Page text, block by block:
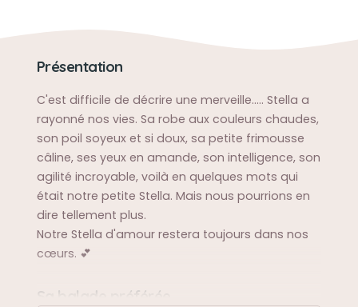
Présentation
C'est difficile de décrire une merveille..... Stella a
rayonné nos vies. Sa robe aux couleurs chaudes,
son poil soyeux et si doux, sa petite frimousse
câline, ses yeux en amande, son intelligence, son
agilité incroyable, voilà en quelques mots qui
était notre petite Stella. Mais nous pourrions en
dire tellement plus.
Notre Stella d'amour restera toujours dans nos
cœurs. 💕
Sa balade préférée